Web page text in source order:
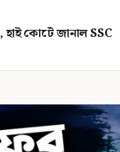
কোর্টে জানাল SSC